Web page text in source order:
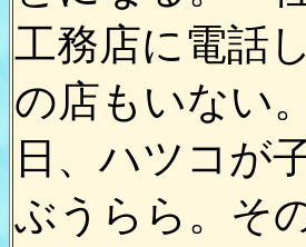
工務店に電話
の店もいない
日、ハツコが
ぶうらら。そ